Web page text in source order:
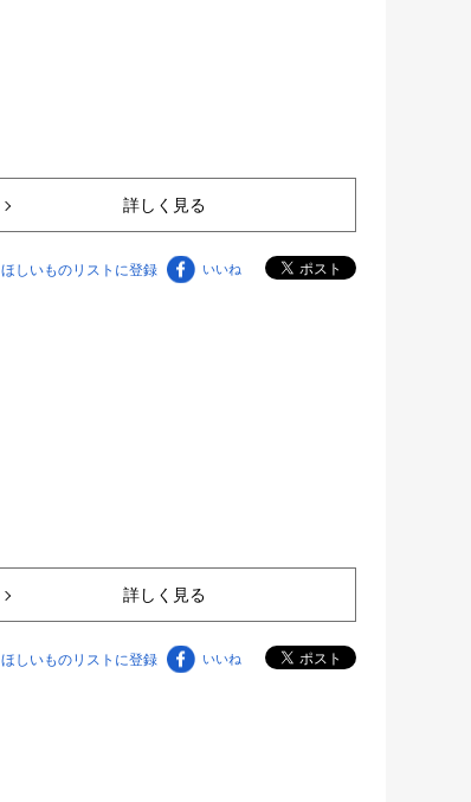
詳しく見る
ほしいものリストに登録 いいね
詳しく見る
ほしいものリストに登録 いいね